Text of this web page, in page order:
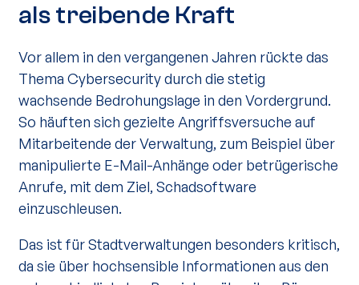
als treibende Kraft
Vor allem in den vergangenen Jahren rückte das
Thema Cybersecurity durch die stetig
wachsende Bedrohungslage in den Vordergrund.
So häuften sich gezielte Angriffsversuche auf
Mitarbeitende der Verwaltung, zum Beispiel über
manipulierte E-Mail-Anhänge oder betrügerische
Anrufe, mit dem Ziel, Schadsoftware
einzuschleusen.
Das ist für Stadtverwaltungen besonders kritisch,
da sie über hochsensible Informationen aus den